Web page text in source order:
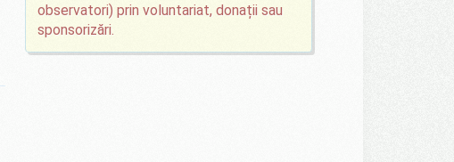
observatori) prin voluntariat, donații sau
sponsorizări.